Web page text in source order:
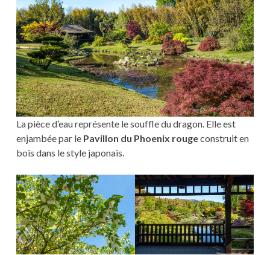
La pièce d’eau représente le souffle du dragon. Elle est
enjambée par le Pavillon du Phoenix rougeconstruit en
bois dans le style japonais.